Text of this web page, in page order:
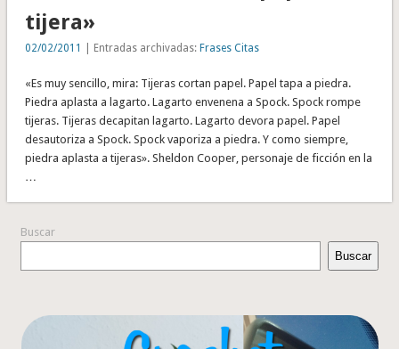
tijera»
02/02/2011 | Entradas archivadas: Frases Citas
«Es muy sencillo, mira: Tijeras cortan papel. Papel tapa a piedra.
Piedra aplasta a lagarto. Lagarto envenena a Spock. Spock rompe
tijeras. Tijeras decapitan lagarto. Lagarto devora papel. Papel
desautoriza a Spock. Spock vaporiza a piedra. Y como siempre,
piedra aplasta a tijeras». Sheldon Cooper, personaje de ficción en la
…
Buscar
Buscar